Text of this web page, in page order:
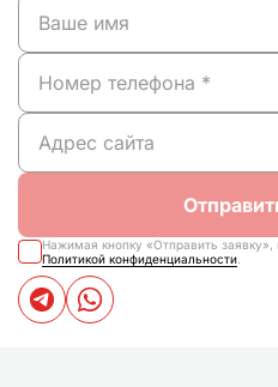
Нажимая кнопку «Отправить
Политикой конфиденциальности